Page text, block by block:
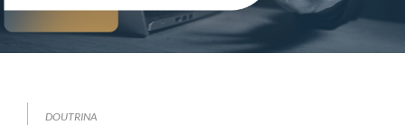
DOUTRINA